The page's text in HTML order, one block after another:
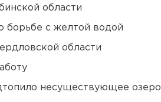
области
борьбе с желтой водой
области
несуществующее озеро